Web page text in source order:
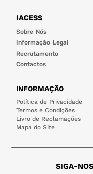
IACESS
Sobre Nós
Informação Legal
Recrutamento
Contactos
INFORMAÇÃO
Política de Privacidade
Termos e Condições
Livro de Reclamações
Mapa do Site
SIGA-